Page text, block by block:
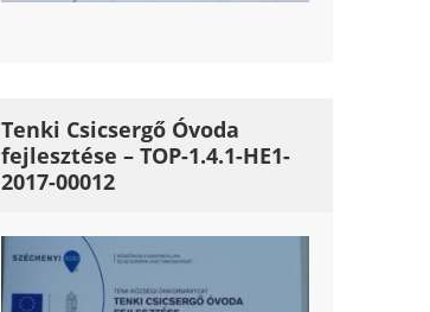
Tenki Csicsergő Óvoda
fejlesztése – TOP-1.4.1-HE1-
2017-00012